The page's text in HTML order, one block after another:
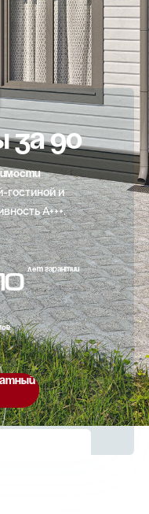
за 90
гостиной и
А+++.
лет гарантии